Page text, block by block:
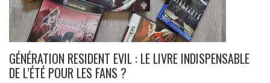
GÉNÉRATION RESIDENT EVIL : LE LIVRE INDISPENSABLE
DE L’ÉTÉ POUR LES FANS ?